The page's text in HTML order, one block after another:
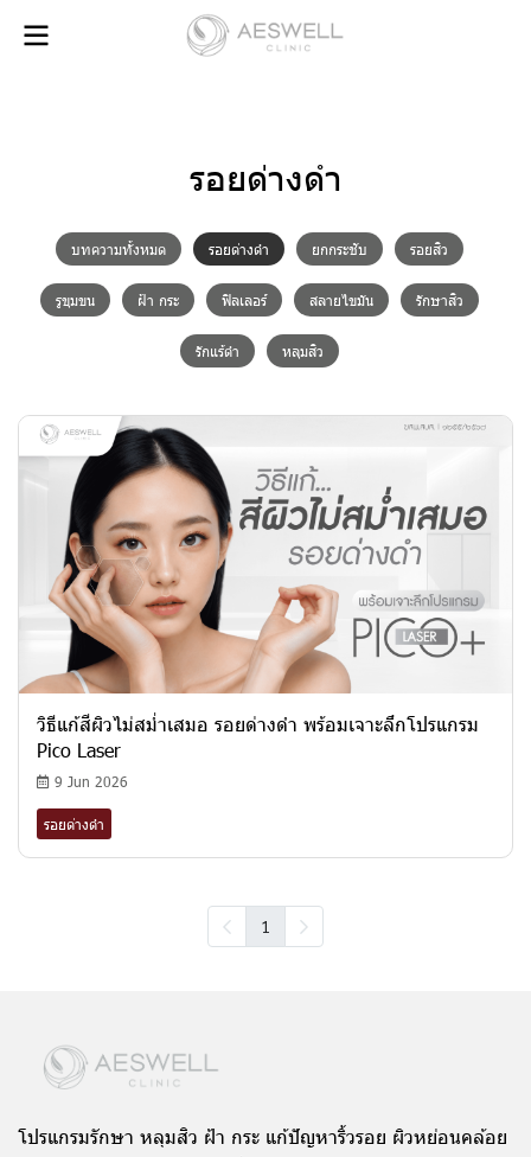
รอยด่างดำ
บทความทั้งหมด รอยด่างดำ ยกกระชับ รอยสิว
รูขุมขน ฝ้า กระ ฟิลเลอร์ สลายไขมัน รักษาสิว
รักแร้ดำ หลุมสิว
วิธีแก้สีผิวไม่สม่ำเสมอ รอยด่างดำ พร้อมเจาะลึกโปรแกรม
Pico Laser
9 Jun 2026
รอยด่างดำ
1
โปรแกรมรักษา หลุมสิว ฝ้า กระ แก้ปัญหาริ้วรอย ผิวหย่อนคล้อย